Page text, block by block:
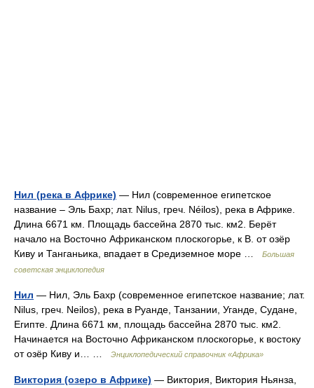
Нил (река в Африке) — Нил (современное египетское
название ‒ Эль Бахр; лат. Nilus, греч. Néilos), река в Африке.
Длина 6671 км. Площадь бассейна 2870 тыс. км2. Берёт
начало на Восточно Африканском плоскогорье, к В. от озёр
Киву и Танганьика, впадает в Средиземное море …
Большая
советская энциклопедия
Нил — Нил, Эль Бахр (современное египетское название; лат.
Nilus, греч. Neilos), река в Руанде, Танзании, Уганде, Судане,
Египте. Длина 6671 км, площадь бассейна 2870 тыс. км2.
Начинается на Восточно Африканском плоскогорье, к востоку
от озёр Киву и… …
Энциклопедический справочник «Африка»
Виктория (озеро в Африке) — Виктория, Виктория Ньянза,